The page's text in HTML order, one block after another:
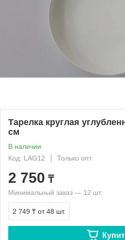
Тарелка круглая
см
В наличии
Код: LAG12
Только опт
2 750 ₸
Минимальный заказ — 12 шт.
2 749 ₸ от 48 шт.